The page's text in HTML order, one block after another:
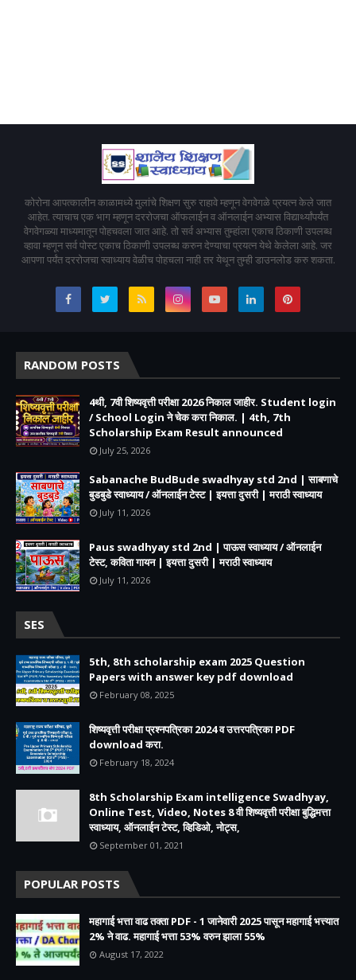
कोरोना आपत्कालीन काळामध्ये मुलांचे शिक्षण सुरु राहावे म्हणून वेगवेगळे प्रयत्न केले जात
आहेत. त्याचाच एक भाग म्हणून दररोजचा ऑफलाईन व ऑनलाईन अभ्यास विद्यार्थ्यांपर्यंत
वेगवेगळ्या माध्यमातून पोहचवला जात आहे. तो सर्व अभ्यास तुम्हांला एकाच ठिकाणी उपलब्ध
व्हावा म्हणून सर्व पोस्ट एकाच ठिकाणी उपलब्ध करुन देण्याचा प्रयत्न येथे केलेला आहे. जर
आपणा पर्यंत दररोजचा स्वाध्याय वेळीच पोहचला नाही तर येथून तुम्ही डाउनलोड करु शकता.
RANDOM POSTS
4थी, 7वी शिष्यवृत्ती परीक्षा 2026 निकाल जाहीर. Student login
/ School Login ने चेक करा निकाल. | 4th, 7th
Scholarship Exam Result announced
July 25, 2026
Sabanache BudBude swadhyay std 2nd | साबणाचे
बुडबुडे स्वाध्याय / ऑनलाईन टेस्ट | इयत्ता दुसरी | मराठी स्वाध्याय
July 11, 2026
Paus swadhyay std 2nd | पाऊस स्वाध्याय / ऑनलाईन
टेस्ट, कविता गायन | इयत्ता दुसरी | मराठी स्वाध्याय
July 11, 2026
SES
5th, 8th scholarship exam 2025 Question
Papers with answer key pdf download
February 08, 2025
शिष्यवृत्ती परीक्षा प्रश्नपत्रिका 2024 व उत्तरपत्रिका PDF
download करा.
February 18, 2024
8th Scholarship Exam intelligence Swadhyay,
Online Test, Video, Notes 8 वी शिष्यवृत्ती परीक्षा बुद्धिमत्ता
स्वाध्याय, ऑनलाईन टेस्ट, व्हिडिओ, नोट्स,
September 01, 2021
POPULAR POSTS
महागाई भत्ता वाढ तक्ता PDF - 1 जानेवारी 2025 पासून महागाई भत्त्यात
2% ने वाढ. महागाई भत्ता 53% वरुन झाला 55%
August 17, 2022